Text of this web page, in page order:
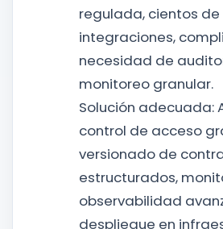
regulada, cientos de
integraciones,
necesidad de
monitoreo granular.
Solución adecuada:
control de acceso
versionado de
estructurados,
observabilidad
despliegue en